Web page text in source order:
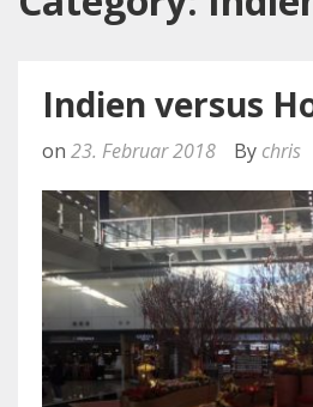
Indien versus
on 23. Februar 2018 By chris